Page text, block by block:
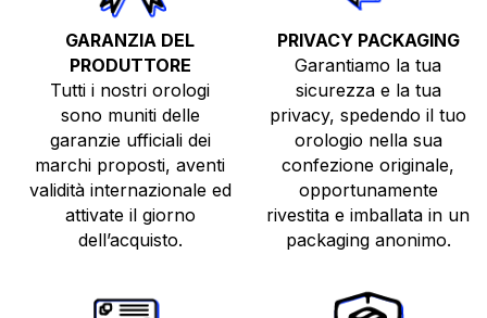
TUTTI GLI OROLOGI
TOP BRANDS
GARANZIA DEL
PRODUTTORE
Tutti i nostri orologi
sono muniti delle
garanzie ufficiali dei
marchi proposti, aventi
validità internazionale ed
attivate il giorno
dell’acquisto.
PRIVACY PACKAGING
Garantiamo la tua
sicurezza e la tua
privacy, spedendo il tuo
orologio nella sua
confezione originale,
opportunamente
rivestita e imballata in un
packaging anonimo.